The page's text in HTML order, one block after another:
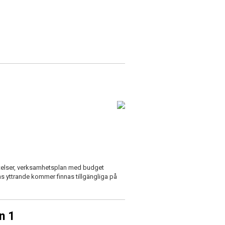
verksamhetsplan med budget
yttrande kommer finnas tillgängliga på
1